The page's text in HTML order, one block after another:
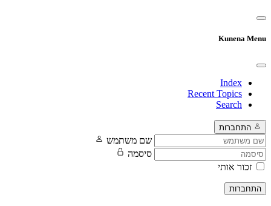
Kunena Menu
Index
Recent Topics
Search
התחברות
שם משתמש
סיסמה
זכור אותי
התחברות